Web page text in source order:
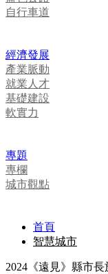
自行車道
經濟發展
產業脈動
就業人才
基礎建設
軟實力
專題
專欄
城市觀點
首頁
智慧城市
2024《遠見》縣市